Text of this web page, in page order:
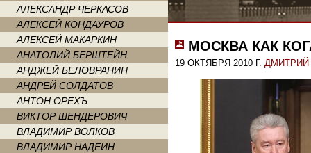
АЛЕКСАНДР ЧЕРКАСОВ
АЛЕКСЕЙ КОНДАУРОВ
АЛЕКСЕЙ МАКАРКИН
АНАТОЛИЙ БЕРШТЕЙН
АНДЖЕЙ БЕЛОВРАНИН
АНДРЕЙ СОЛДАТОВ
АНТОН ОРЕХЪ
ВИКТОР ШЕНДЕРОВИЧ
ВЛАДИМИР ВОЛКОВ
ВЛАДИМИР НАДЕИН
МОСКВА КАК
19 ОКТЯБРЯ 2010 Г.